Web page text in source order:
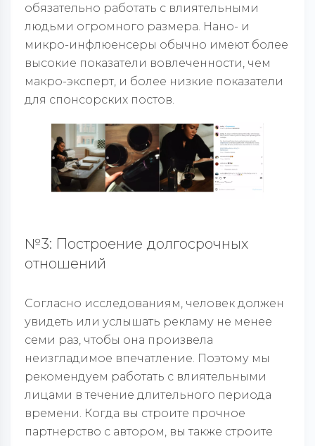
обязательно работать с влиятельными
людьми огромного размера. Нано- и
микро-инфлюенсеры обычно имеют более
высокие показатели вовлеченности, чем
макро-эксперт, и более низкие показатели
для спонсорских постов.
№3: Построение долгосрочных
отношений
Согласно исследованиям, человек должен
увидеть или услышать рекламу не менее
семи раз, чтобы она произвела
неизгладимое впечатление. Поэтому мы
рекомендуем работать с влиятельными
лицами в течение длительного периода
времени. Когда вы строите прочное
партнерство с автором, вы также строите